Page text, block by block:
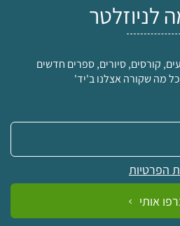
לניוזלטר
קורסים, סיורים, ספרים חדשים
מה שקורה אצלנו ב'יד'
הפרטיות
אותי